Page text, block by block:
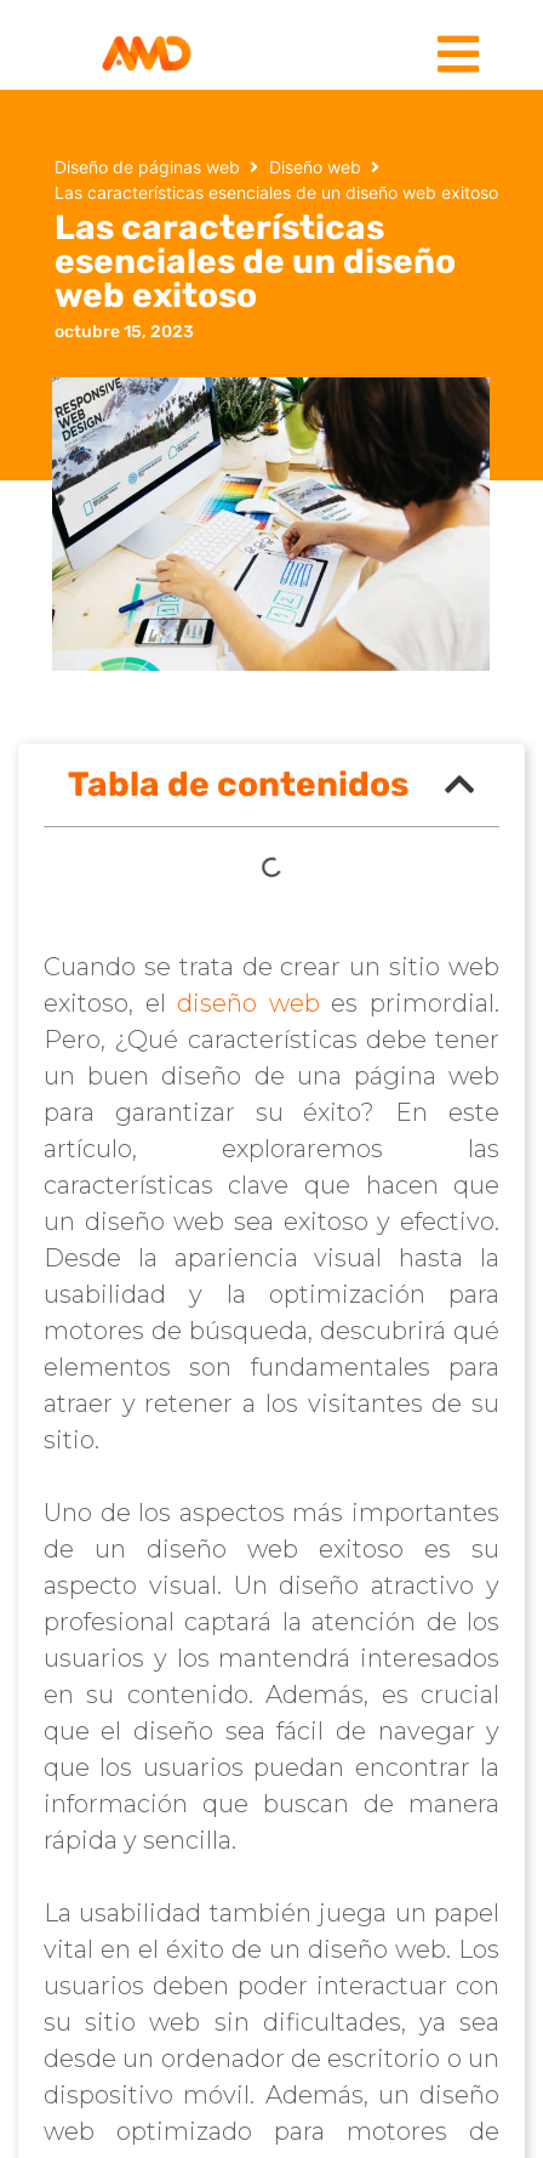
Diseño de páginas web
Diseño web
Las características esenciales de un diseño web exitoso
Las características
esenciales de un diseño
web exitoso
octubre 15, 2023
Tabla de contenidos
Cuando se trata de crear un sitio web
exitoso, el diseño web es primordial.
Pero, ¿Qué características debe tener
un buen diseño de una página web
para garantizar su éxito? En este
artículo, exploraremos las
características clave que hacen que
un diseño web sea exitoso y efectivo.
Desde la apariencia visual hasta la
usabilidad y la optimización para
motores de búsqueda, descubrirá qué
elementos son fundamentales para
atraer y retener a los visitantes de su
sitio.
Uno de los aspectos más importantes
de un diseño web exitoso es su
aspecto visual. Un diseño atractivo y
profesional captará la atención de los
usuarios y los mantendrá interesados
en su contenido. Además, es crucial
que el diseño sea fácil de navegar y
que los usuarios puedan encontrar la
información que buscan de manera
rápida y sencilla.
La usabilidad también juega un papel
vital en el éxito de un diseño web. Los
usuarios deben poder interactuar con
su sitio web sin dificultades, ya sea
desde un ordenador de escritorio o un
dispositivo móvil. Además, un diseño
web optimizado para motores de